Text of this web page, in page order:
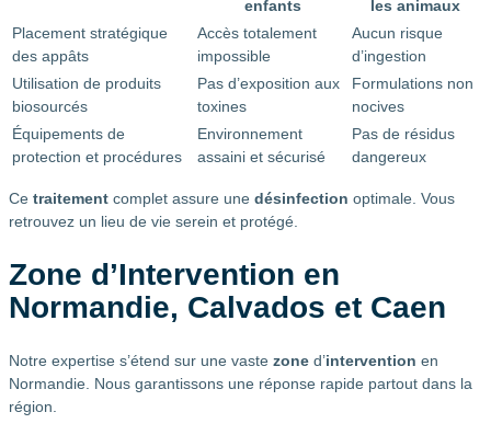
enfants
les animaux
Placement stratégique
des appâts
Accès totalement
impossible
Aucun risque
d’ingestion
Utilisation de produits
biosourcés
Pas d’exposition aux
toxines
Formulations non
nocives
Équipements de
protection et procédures
Environnement
assaini et sécurisé
Pas de résidus
dangereux
Ce traitement complet assure une désinfection optimale. Vous
retrouvez un lieu de vie serein et protégé.
Zone d’Intervention en
Normandie, Calvados et Caen
Notre expertise s’étend sur une vaste zone d’intervention en
Normandie. Nous garantissons une réponse rapide partout dans la
région.